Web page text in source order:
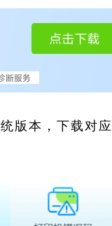
版本，下载对应